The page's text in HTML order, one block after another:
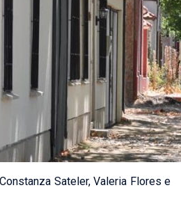
Sateler, Valeria Flores e